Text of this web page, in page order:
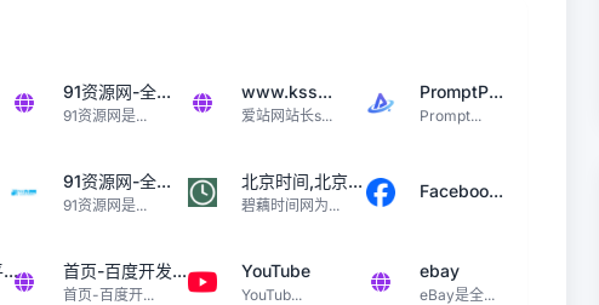
91资源网-全...
91资源网是...
www.kss...
爱站网站长s...
PromptP...
Prompt...
91资源网-全...
91资源网是...
北京时间,北京...
碧藕时间网为...
Faceboo...
... 首页-百度开发...
首页-百度开...
YouTube
YouTub...
ebay
eBay是全...